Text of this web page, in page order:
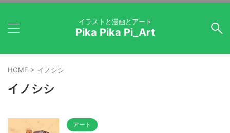
イラストと漫画とアート
Pika Pika Pi_Art
HOME > イノシシ
イノシシ
アート